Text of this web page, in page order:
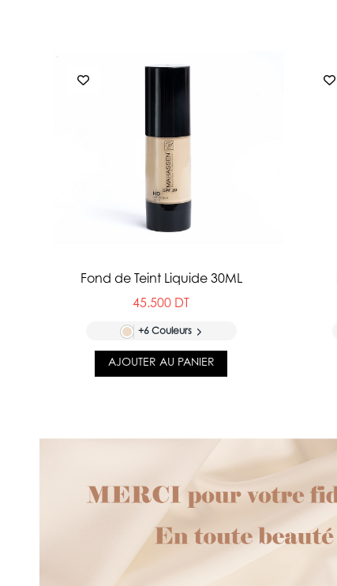
Fond de Teint Liquide 30ML
45.500 DT
+6 Couleurs
AJOUTER AU PANIER